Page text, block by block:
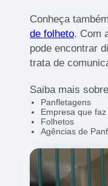
Conheça
de folheto. Com
pode encontrar
trata de
Saiba mais
Panfletagens
Empresa que
Folhetos
Agências de